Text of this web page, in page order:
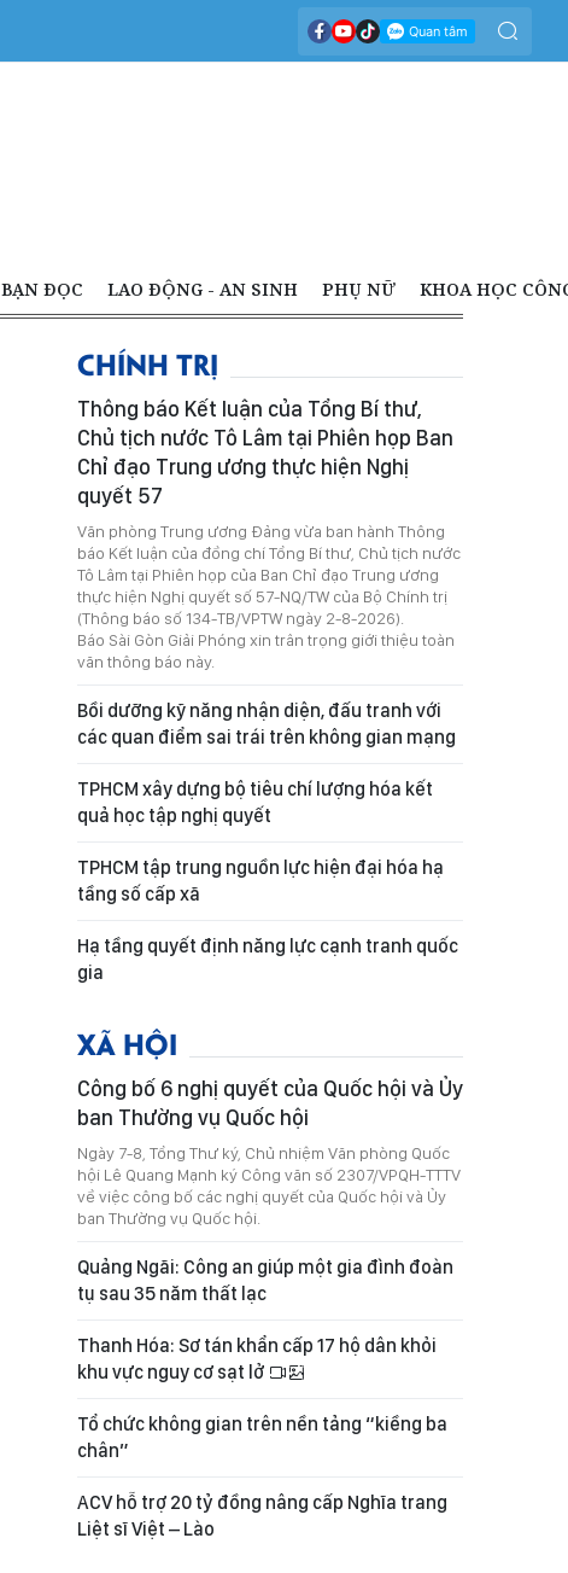
BẠN ĐỌC LAO ĐỘNG - AN SINH PHỤ NỮ KHOA HỌC
CHÍNH TRỊ
Thông báo Kết luận của Tổng Bí thư,
Chủ tịch nước Tô Lâm tại Phiên họp Ban
Chỉ đạo Trung ương thực hiện Nghị
quyết 57
Văn phòng Trung ương Đảng vừa ban hành Thông
báo Kết luận của đồng chí Tổng Bí thư, Chủ tịch nước
Tô Lâm tại Phiên họp của Ban Chỉ đạo Trung ương
thực hiện Nghị quyết số 57-NQ/TW của Bộ Chính trị
(Thông báo số 134-TB/VPTW ngày 2-8-2026).
Báo Sài Gòn Giải Phóng xin trân trọng giới thiệu toàn
văn thông báo này.
Bồi dưỡng kỹ năng nhận diện, đấu tranh với
các quan điểm sai trái trên không gian mạng
TPHCM xây dựng bộ tiêu chí lượng hóa kết
quả học tập nghị quyết
TPHCM tập trung nguồn lực hiện đại hóa hạ
tầng số cấp xã
Hạ tầng quyết định năng lực cạnh tranh quốc
gia
XÃ HỘI
Công bố 6 nghị quyết của Quốc hội và Ủy
ban Thường vụ Quốc hội
Ngày 7-8, Tổng Thư ký, Chủ nhiệm Văn phòng Quốc
hội Lê Quang Mạnh ký Công văn số 2307/VPQH-TTTV
về việc công bố các nghị quyết của Quốc hội và Ủy
ban Thường vụ Quốc hội.
Quảng Ngãi: Công an giúp một gia đình đoàn
tụ sau 35 năm thất lạc
Thanh Hóa: Sơ tán khẩn cấp 17 hộ dân khỏi
khu vực nguy cơ sạt lở
Tổ chức không gian trên nền tảng “kiềng ba
chân”
ACV hỗ trợ 20 tỷ đồng nâng cấp Nghĩa trang
Liệt sĩ Việt – Lào